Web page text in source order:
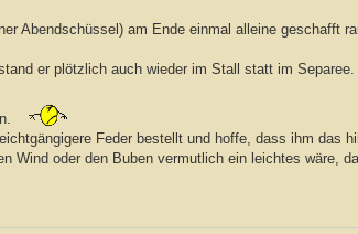
Abendschüssel) am Ende einmal alleine geschafft
er plötzlich auch wieder im Stall statt im Separee.
Feder bestellt und hoffe, dass ihm das
Wind oder den Buben vermutlich ein leichtes wäre,